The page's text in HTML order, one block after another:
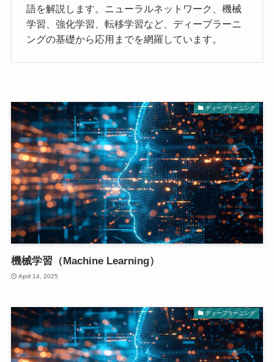
語を解説します。ニューラルネットワーク、機械
学習、強化学習、転移学習など、ディープラーニ
ングの基礎から応用までを網羅しています。
ディープラーニング
機械学習（Machine Learning）
April 14, 2025
ディープラーニング